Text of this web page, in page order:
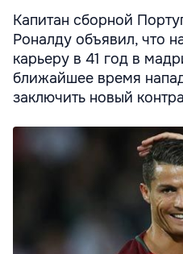
Капитан сборной
Роналду объявил, что
карьеру в 41 год в
ближайшее время
заключить новый